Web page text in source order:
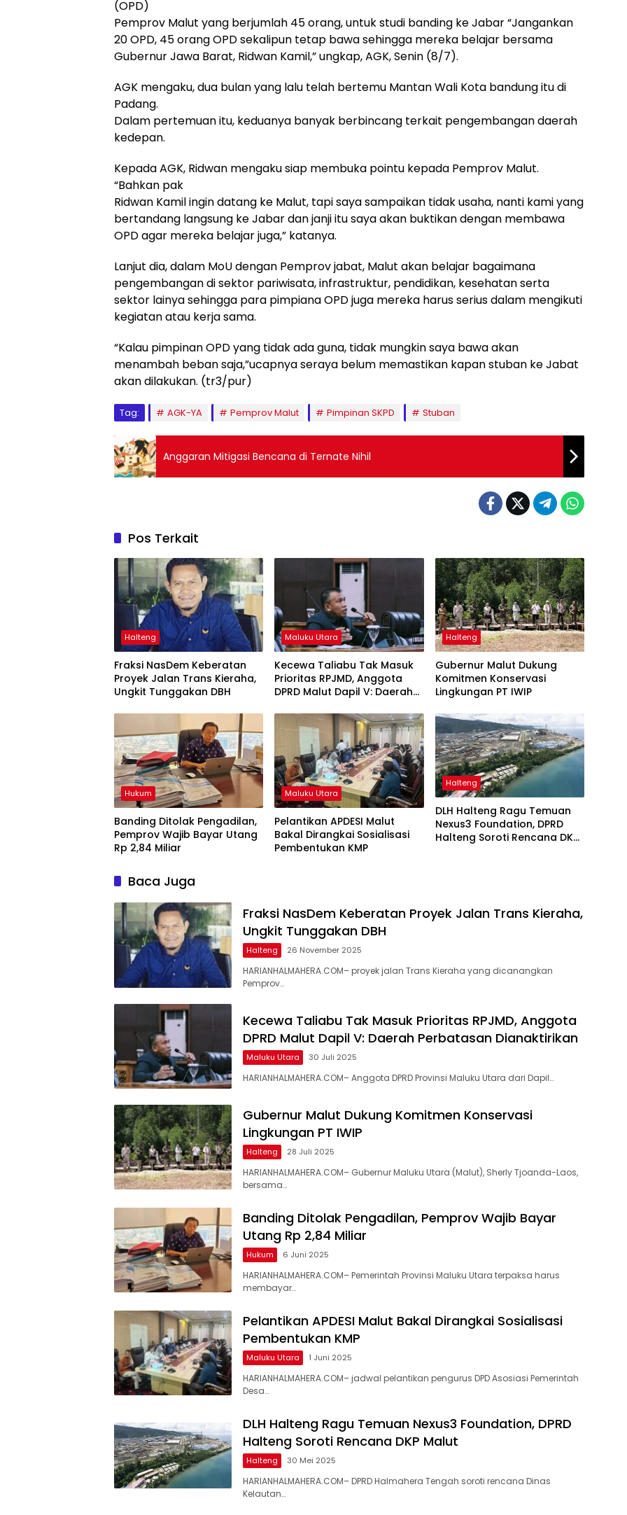
(OPD)
Pemprov Malut yang berjumlah 45 orang, untuk studi banding ke Jabar “Jangankan
20 OPD, 45 orang OPD sekalipun tetap bawa sehingga mereka belajar bersama
Gubernur Jawa Barat, Ridwan Kamil,” ungkap, AGK, Senin (8/7).
AGK mengaku, dua bulan yang lalu telah bertemu Mantan Wali Kota bandung itu di
Padang.
Dalam pertemuan itu, keduanya banyak berbincang terkait pengembangan daerah
kedepan.
Kepada AGK, Ridwan mengaku siap membuka pointu kepada Pemprov Malut.
“Bahkan pak
Ridwan Kamil ingin datang ke Malut, tapi saya sampaikan tidak usaha, nanti kami yang
bertandang langsung ke Jabar dan janji itu saya akan buktikan dengan membawa
OPD agar mereka belajar juga,” katanya.
Lanjut dia, dalam MoU dengan Pemprov jabat, Malut akan belajar bagaimana
pengembangan di sektor pariwisata, infrastruktur, pendidikan, kesehatan serta
sektor lainya sehingga para pimpiana OPD juga mereka harus serius dalam mengikuti
kegiatan atau kerja sama.
“Kalau pimpinan OPD yang tidak ada guna, tidak mungkin saya bawa akan
menambah beban saja,”ucapnya seraya belum memastikan kapan stuban ke Jabat
akan dilakukan. (tr3/pur)
Tag: AGK-YA Pemprov Malut Pimpinan SKPD Stuban
Anggaran Mitigasi Bencana di Ternate Nihil
Pos Terkait
Halteng
Fraksi NasDem Keberatan
Proyek Jalan Trans Kieraha,
Ungkit Tunggakan DBH
Maluku Utara
Kecewa Taliabu Tak Masuk
Prioritas RPJMD, Anggota
DPRD Malut Dapil V: Daerah
Halteng
Gubernur Malut Dukung
Komitmen Konservasi
Lingkungan PT IWIP
Hukum
Banding Ditolak Pengadilan,
Pemprov Wajib Bayar Utang
Rp 2,84 Miliar
Maluku Utara
Pelantikan APDESI Malut
Bakal Dirangkai Sosialisasi
Pembentukan KMP
Halteng
DLH Halteng Ragu Temuan
Nexus3 Foundation, DPRD
Halteng Soroti Rencana DKP
Baca Juga
Fraksi NasDem Keberatan Proyek Jalan Trans Kieraha,
Ungkit Tunggakan DBH
Halteng 26 November 2025
HARIANHALMAHERA.COM– proyek jalan Trans Kieraha yang dicanangkan
Pemprov…
Kecewa Taliabu Tak Masuk Prioritas RPJMD, Anggota
DPRD Malut Dapil V: Daerah Perbatasan Dianaktirikan
Maluku Utara 30 Juli 2025
HARIANHALMAHERA.COM– Anggota DPRD Provinsi Maluku Utara dari Dapil…
Gubernur Malut Dukung Komitmen Konservasi
Lingkungan PT IWIP
Halteng 28 Juli 2025
HARIANHALMAHERA.COM– Gubernur Maluku Utara (Malut), Sherly Tjoanda-Laos,
bersama…
Banding Ditolak Pengadilan, Pemprov Wajib Bayar
Utang Rp 2,84 Miliar
Hukum 6 Juni 2025
HARIANHALMAHERA.COM– Pemerintah Provinsi Maluku Utara terpaksa harus
membayar…
Pelantikan APDESI Malut Bakal Dirangkai Sosialisasi
Pembentukan KMP
Maluku Utara 1 Juni 2025
HARIANHALMAHERA.COM– jadwal pelantikan pengurus DPD Asosiasi Pemerintah
Desa…
DLH Halteng Ragu Temuan Nexus3 Foundation, DPRD
Halteng Soroti Rencana DKP Malut
Halteng 30 Mei 2025
HARIANHALMAHERA.COM– DPRD Halmahera Tengah soroti rencana Dinas
Kelautan…